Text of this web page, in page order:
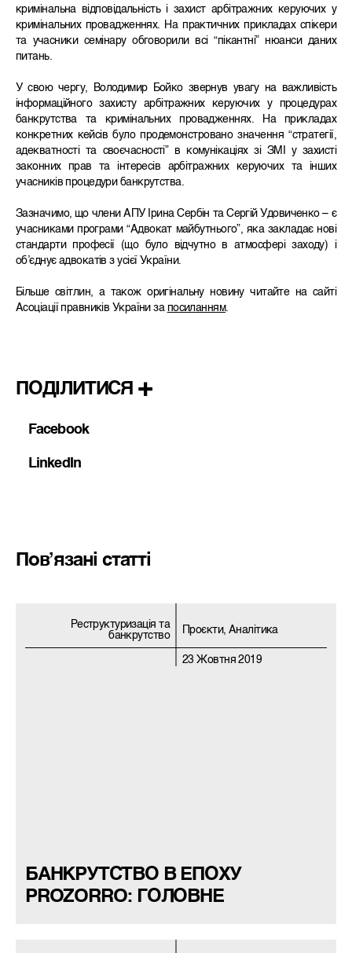
кримінальна відповідальність і захист арбітражних керуючих у
кримінальних провадженнях. На практичних прикладах спікери
та учасники семінару обговорили всі “пікантні” нюанси даних
питань.
У свою чергу, Володимир Бойко звернув увагу на важливість
інформаційного захисту арбітражних керуючих у процедурах
банкрутства та кримінальних провадженнях. На прикладах
конкретних кейсів було продемонстровано значення “стратегії,
адекватності та своєчасності” в комунікаціях зі ЗМІ у захисті
законних прав та інтересів арбітражних керуючих та інших
учасників процедури банкрутства.
Зазначимо, що члени АПУ Ірина Сербін та Сергій Удовиченко – є
учасниками програми “Адвокат майбутнього”, яка закладає нові
стандарти професії (що було відчутно в атмосфері заходу) і
об’єднує адвокатів з усієї України.
Більше світлин, а також оригінальну новину читайте на сайті
Асоціації правників України за посиланням.
ПОДІЛИТИСЯ
Facebook
LinkedIn
Пов’язані статті
Реструктуризацiя та
банкрутство
Проєкти, Аналітика
23 Жовтня 2019
БАНКРУТСТВО В ЕПОХУ
PROZORRO: ГОЛОВНЕ